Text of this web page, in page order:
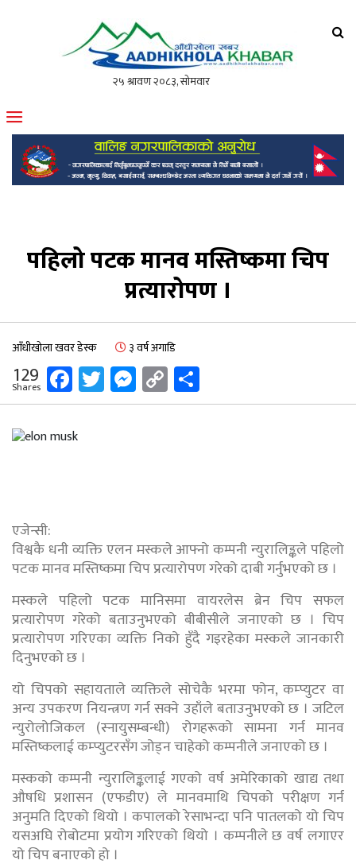
मोफसलकै लोकप्रिय अनलाइन पत्रिका
पहिलो पटक मानव मस्तिष्कमा चिप
प्रत्यारोपण ।
आँधीखोला खवर डेस्क ३ वर्ष अगाडि
129
Shares Facebook
Twitter
Messenger
Copy
Link
एजेन्सी:
विश्वकै धनी व्यक्ति एलन मस्कले आफ्नो कम्पनी न्युरालिङ्कले पहिलो
पटक मानव मस्तिष्कमा चिप प्रत्यारोपण गरेको दाबी गर्नुभएको छ ।
मस्कले पहिलो पटक मानिसमा वायरलेस ब्रेन चिप सफल
प्रत्यारोपण गरेको बताउनुभएको बीबीसीले जनाएको छ । चिप
प्रत्यारोपण गरिएका व्यक्ति निको हुँदै गइरहेका मस्कले जानकारी
दिनुभएको छ ।
यो चिपको सहायताले व्यक्तिले सोचेकै भरमा फोन, कम्प्युटर वा
अन्य उपकरण नियन्त्रण गर्न सक्ने उहाँले बताउनुभएको छ । जटिल
न्युरोलोजिकल (स्नायुसम्बन्धी) रोगहरूको सामना गर्न मानव
मस्तिष्कलाई कम्प्युटरसँग जोड्न चाहेको कम्पनीले जनाएको छ ।
मस्कको कम्पनी न्युरालिङ्कलाई गएको वर्ष अमेरिकाको खाद्य तथा
औषधि प्रशासन (एफडीए) ले मानवमाथि चिपको परीक्षण गर्न
अनुमति दिएको थियो । कपालको रेसाभन्दा पनि पातलको यो चिप
यसअघि रोबोटमा प्रयोग गरिएको थियो । कम्पनीले छ वर्ष लगाएर
यो चिप बनाएको हो ।